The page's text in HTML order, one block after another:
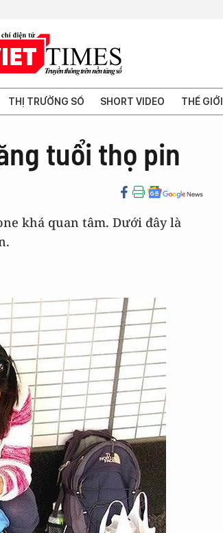
THỊ TRƯỜNG SỐ SHORT VIDEO THẾ GIỚI
tuổi thọ pin
khá quan tâm. Dưới đây là